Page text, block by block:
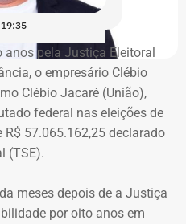
O objetivo da
imóvel uma função social
das famílias. Desde
comida. Só o que falta
morar. Queremos fazer
que nunca foi cumprido”
do Rio de Janeiro
e solidariedade e lembrou
anos pela Justiça Eleitoral
o empresário Clébio
Clébio Jacaré (União),
federal nas eleições de
57.065.162,25 declarado
(TSE).
meses depois de a Justiça
por oito anos em